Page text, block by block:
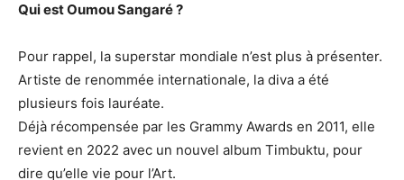
Qui est Oumou Sangaré ?
Pour rappel, la superstar mondiale n’est plus à présenter.
Artiste de renommée internationale, la diva a été
plusieurs fois lauréate.
Déjà récompensée par les Grammy Awards en 2011, elle
revient en 2022 avec un nouvel album Timbuktu, pour
dire qu’elle vie pour l’Art.